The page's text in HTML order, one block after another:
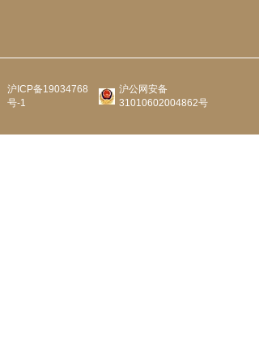
沪ICP备19034768
号-1
沪公网安备
31010602004862号